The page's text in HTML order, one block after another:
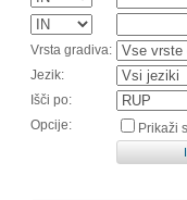
Vrsta gradiva:
Jezik:
Išči po:
Opcije:
Prikaži